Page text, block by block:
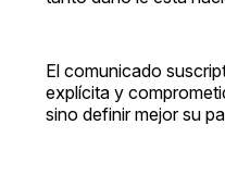
El comunicado
explícita y
sino definir mejor su